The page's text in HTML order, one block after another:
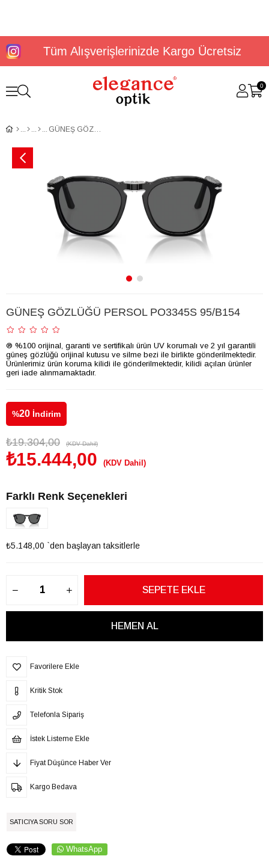
Tüm Alışverişlerinizde Kargo Ücretsiz
0
GÜNEŞ GÖZLÜĞÜ PERSOL PO3345S 95/B154
GÜNEŞ GÖZLÜĞÜ PERSOL PO3345S 95/B154
® %100 orijinal, garanti ve sertifikalı ürün UV korumalı ve 2 yıl garantili
güneş gözlüğü orijinal kutusu ve silme bezi ile birlikte gönderilmektedir.
Ürünlerimiz ürün koruma kilidi ile gönderilmektedir, kilidi açılan ürünler
geri iade alınmamaktadır.
%20 İndirim
₺19.304,00 (KDV Dahil)
₺15.444,00 (KDV Dahil)
Farklı Renk Seçenekleri
₺5.148,00 `den başlayan taksitlerle
Favorilere Ekle
Kritik Stok
Telefonla Sipariş
İstek Listeme Ekle
Fiyat Düşünce Haber Ver
Kargo Bedava
SATICIYA SORU SOR
WhatsApp